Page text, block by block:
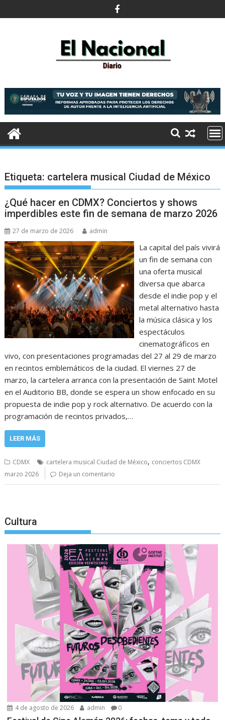
al
Etiqueta: cartelera musical Ciudad de México
¿Qué hacer en CDMX? Conciertos y shows
imperdibles este fin de semana de marzo 2026
27 de marzo de 2026 admin
La capital del país vivirá
un fin de semana con
una oferta musical
diversa que abarca
desde el indie pop y el
metal alternativo hasta
la música clásica y los
espectáculos
cinematográficos en
vivo, con presentaciones programadas del 27 al 29 de marzo
en recintos emblemáticos de la ciudad. El viernes 27 de
marzo, la cartelera arranca con la presentación de Saint Motel
en el Auditorio BB, donde se espera un show enfocado en su
propuesta de indie pop y rock alternativo. De acuerdo con la
programación de recintos privados,…
LEER MÁS
CDMX cartelera musical Ciudad de México, conciertos CDMX
marzo 2026
Deja un comentario
Cultura
4 de agosto de 2026 admin 0